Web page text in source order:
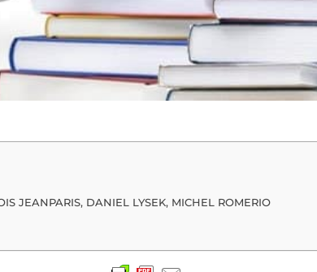
JEANPARIS, DANIEL LYSEK, MICHEL ROMERIO